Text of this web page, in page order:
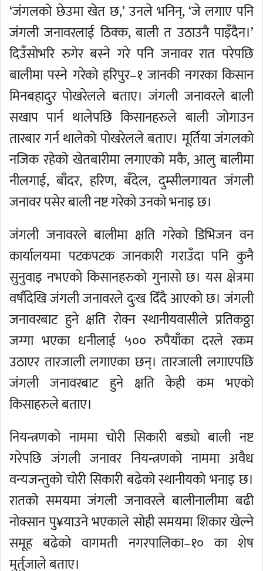
‘जंगलको छेउमा खेत छ,’ उनले भनिन्, ‘जे लगाए पनि
जंगली जनावरलाई ठिक्क, बाली त उठाउनै पाइँदैन।’
दिउँसोभरि रुगेर बस्ने गरे पनि जनावर रात परेपछि
बालीमा पस्ने गरेको हरिपुर–१ जानकी नगरका किसान
मिनबहादुर पोखरेलले बताए। जंगली जनावरले बाली
सखाप पार्न थालेपछि किसानहरुले बाली जोगाउन
तारबार गर्न थालेको पोखरेलले बताए। मूर्तिया जंगलको
नजिक रहेको खेतबारीमा लगाएको मकै, आलु बालीमा
नीलगाई, बाँदर, हरिण, बँदेल, दुम्सीलगायत जंगली
जनावर पसेर बाली नष्ट गरेको उनको भनाइ छ।
जंगली जनावरले बालीमा क्षति गरेको डिभिजन वन
कार्यालयमा पटकपटक जानकारी गराउँदा पनि कुनै
सुनुवाइ नभएको किसानहरुको गुनासो छ। यस क्षेत्रमा
वर्षौदेखि जंगली जनावरले दुःख दिँदै आएको छ। जंगली
जनावरबाट हुने क्षति रोक्न स्थानीयवासीले प्रतिकठ्ठा
जग्गा भएका धनीलाई ५०० रुपैयाँका दरले रकम
उठाएर तारजाली लगाएका छन्। तारजाली लगाएपछि
जंगली जनावरबाट हुने क्षति केही कम भएको
किसाहरुले बताए।
नियन्त्रणको नाममा चोरी सिकारी बड्यो बाली नष्ट
गरेपछि जंगली जनावर नियन्त्रणको नाममा अवैध
वन्यजन्तुको चोरी सिकारी बढेको स्थानीयको भनाइ छ।
रातको समयमा जंगली जनावरले बालीनालीमा बढी
नोक्सान पु¥याउने भएकाले सोही समयमा शिकार खेल्ने
समूह बढेको वागमती नगरपालिका–१० का शेष
मुर्तुजाले बताए।